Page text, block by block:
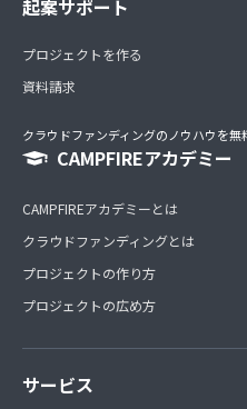
度まで。
【料金】：1回（ひと月）に
（作曲の為のカウンセリン
【処方箋ＣＤについて】
き語りによる簡易収録、Ｃ
盤面デザインなどはありま
則お任せとなりますが、ご
料金にて相談できます。
★このメンバー特典は高額
勧めします。
起案サポート
プロジェクトを作る
資料請求
クラウドファンディングのノウハウを無
CAMPFIREアカデミー
CAMPFIREアカデミーとは
クラウドファンディングとは
プロジェクトの作り方
プロジェクトの広め方
サービス